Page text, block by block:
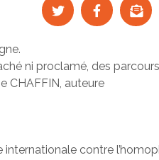
ni proclamé, des
CHAFFIN, auteure
contre